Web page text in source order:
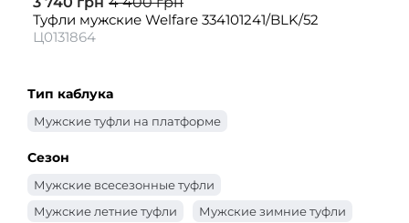
Туфли мужские Welfare 334101241/BLK/52
Ц0131864
Тип каблука
Мужские туфли на платформе
Сезон
Мужские всесезонные туфли
Мужские летние туфли
Мужские зимние туфли